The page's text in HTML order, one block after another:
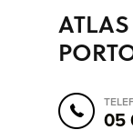
IZRIŠI POT
05